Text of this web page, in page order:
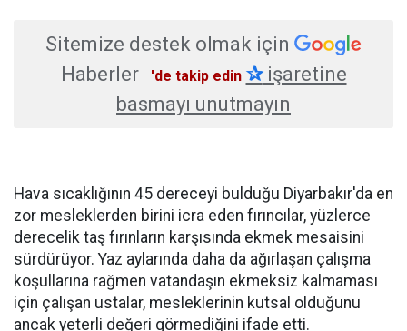
Sitemize destek olmak için
Haberler
'de takip edin ✰işaretine
basmayı unutmayın
Hava sıcaklığının 45 dereceyi bulduğu Diyarbakır'da en
zor mesleklerden birini icra eden fırıncılar, yüzlerce
derecelik taş fırınların karşısında ekmek mesaisini
sürdürüyor. Yaz aylarında daha da ağırlaşan çalışma
koşullarına rağmen vatandaşın ekmeksiz kalmaması
için çalışan ustalar, mesleklerinin kutsal olduğunu
ancak yeterli değeri görmediğini ifade etti.